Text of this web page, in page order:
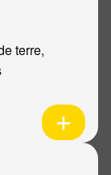
terre,